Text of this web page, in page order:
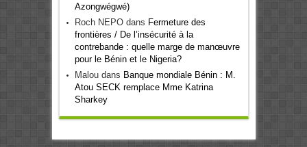
Azongwégwé)
Roch NEPOdans Fermeture des
frontières / De l’insécurité à la
contrebande : quelle marge de manœuvre
pour le Bénin et le Nigeria?
Maloudans Banque mondiale Bénin : M.
Atou SECK remplace Mme Katrina
Sharkey